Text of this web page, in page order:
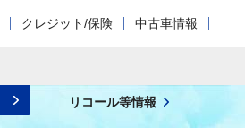
クレジット/保険 中古車情報
リコール等情報